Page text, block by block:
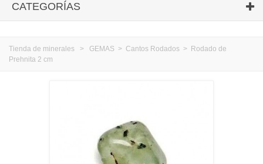
CATEGORÍAS
Tienda de minerales > GEMAS > Cantos Rodados > Rodado de
Prehnita 2 cm